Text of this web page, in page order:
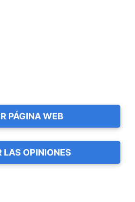
PÁGINA WEB
LAS OPINIONES